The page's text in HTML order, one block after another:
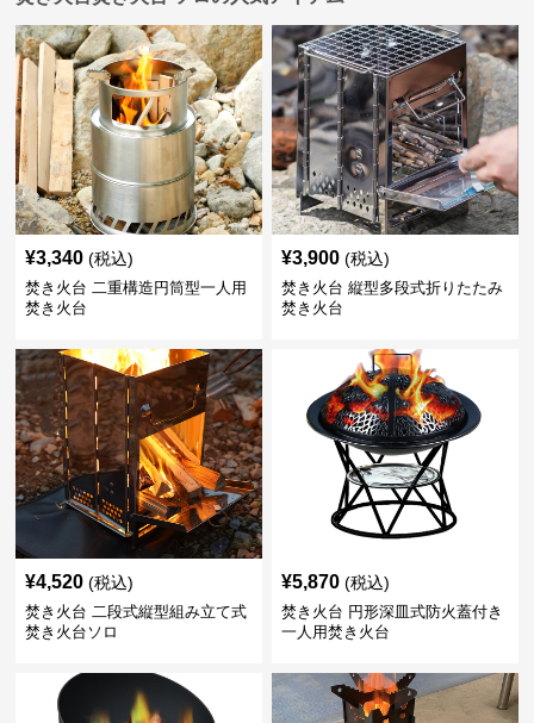
¥3,340 (税込)
焚き火台 二重構造円筒型一人用
焚き火台
¥3,900 (税込)
焚き火台 縦型多段式折りたたみ
焚き火台
¥4,520 (税込)
焚き火台 二段式縦型組み立て式
焚き火台ソロ
¥5,870 (税込)
焚き火台 円形深皿式防火蓋付き
一人用焚き火台